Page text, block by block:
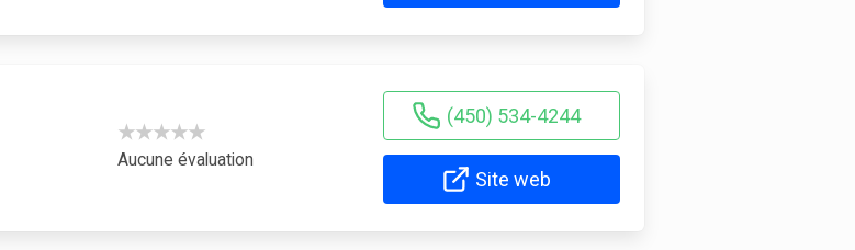
★★★★★
Aucune évaluation
(450) 534-4244
Site web